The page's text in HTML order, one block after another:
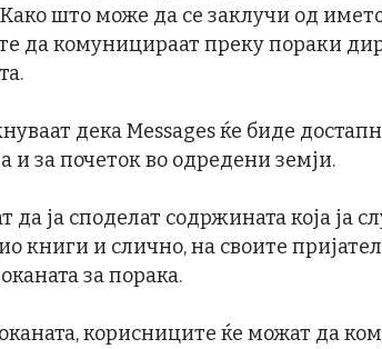
што може да се заклучи од
да комуницираат преку пораки
дека Messages ќе биде
и за почеток во одредени земји.
ја споделат содржината која ја
книги и слично, на своите
за порака.
корисниците ќе можат да